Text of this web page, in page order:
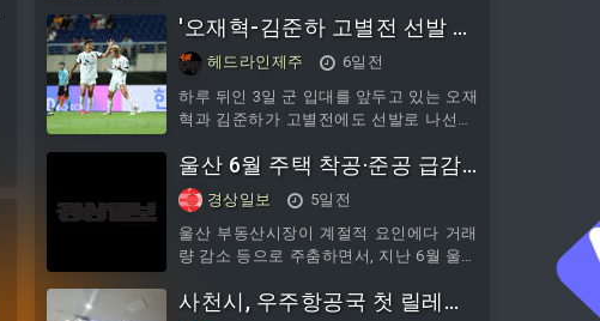
드웨어 지갑 결함 규모가 중앙화 플랫폼의
시스템
2013년 이후 비트코인의 8월 평균 수익률
은 1%를 소폭 웃돌지만, 중앙값은 오히려
마이너스로 나타났다. 2017년 65% 급등과
같은 일부 강세장이 평균치를 끌어올렸을
뿐, 대다수 해는 손실로 마감했다는 설명
락했고 2023년 8월에도 6% 넘게 빠졌다.
2024년 8월은 소폭 상승에 그쳤다. 비트코
인은 6월 저점에서
'오재혁-김준하 고별전 선발 출
격' 제주SK, 인천전 선발 라인
업 발표
헤드라인제주
6일전
하루 뒤인 3일 군 입대를 앞두고 있는 오재
혁과 김준하가 고별전에도 선발로 나선다.
경기장에서 열리는 하나은행 K리그1 2026
21라운드 인천유나이티드와의 홈경기를
앞두고 선발 라인업을 발표했다.제주SK는
김동준 골키퍼가 골문을 지키고 김륜성,
세레스틴, 토비아스, 유인수, 오재혁, 이탈
로 나선다.대기 명단에는 안찬기 키퍼, 권
울산 6월 주택 착공·준공 급감
‘부동산시장 숨고르기’
경상일보
5일전
울산 부동산시장이 계절적 요인에다 거래
량 감소 등으로 주춤하면서, 지난 6월 울산
감한 것으로 나타났다. 2일 국토교통부
사천시, 우주항공국 첫 릴레이